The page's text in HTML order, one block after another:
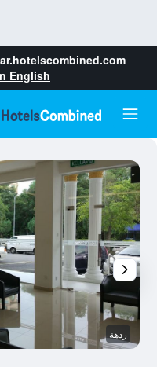
ar.hotelscombined.com
English
ردهة